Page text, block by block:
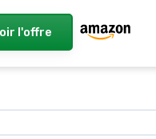
l'offre